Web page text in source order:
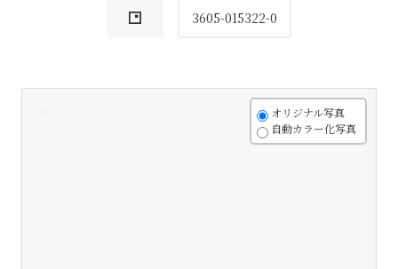
3605-015322-0
オリジナル写真
自動カラー化写真